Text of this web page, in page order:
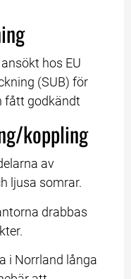
hos EU
(SUB) för
fått godkändt
koppling
av
ljusa somrar.
drabbas
i Norrland långa